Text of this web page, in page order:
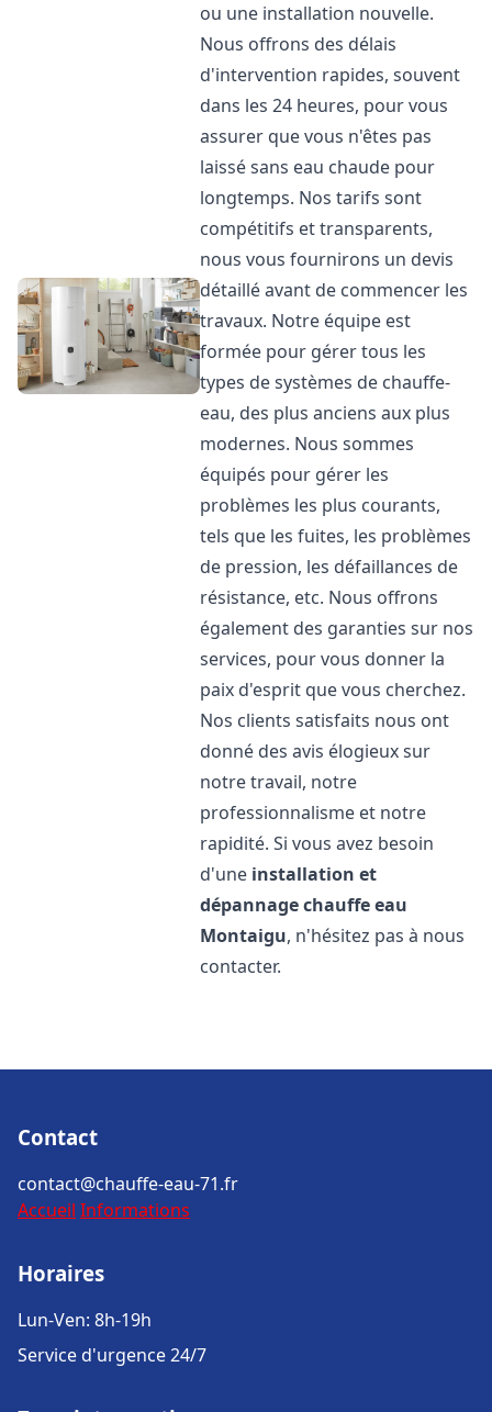
ou une installation nouvelle.
Nous offrons des délais
d'intervention rapides, souvent
dans les 24 heures, pour vous
assurer que vous n'êtes pas
laissé sans eau chaude pour
longtemps. Nos tarifs sont
compétitifs et transparents,
nous vous fournirons un devis
détaillé avant de commencer les
travaux. Notre équipe est
formée pour gérer tous les
types de systèmes de chauffe-
eau, des plus anciens aux plus
modernes. Nous sommes
équipés pour gérer les
problèmes les plus courants,
tels que les fuites, les problèmes
de pression, les défaillances de
résistance, etc. Nous offrons
également des garanties sur nos
services, pour vous donner la
paix d'esprit que vous cherchez.
Nos clients satisfaits nous ont
donné des avis élogieux sur
notre travail, notre
professionnalisme et notre
rapidité. Si vous avez besoin
d'une installation et
dépannage chauffe eau
Montaigu, n'hésitez pas à nous
contacter.
Contact
contact@chauffe-eau-71.fr
Accueil Informations
Horaires
Lun-Ven: 8h-19h
Service d'urgence 24/7